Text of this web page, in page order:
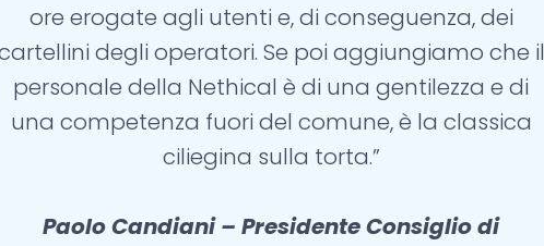
ore erogate agli utenti e, di conseguenza, dei
degli operatori. Se poi aggiungiamo che il
personale della Nethical è di una gentilezza e di
una competenza fuori del comune, è la classica
ciliegina sulla torta.”
Paolo Candiani – Presidente Consiglio di